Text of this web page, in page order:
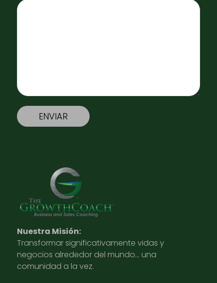
Nuestra Misión:
Transformar significativamente vidas y
negocios alrededor del mundo… una
comunidad a la vez.